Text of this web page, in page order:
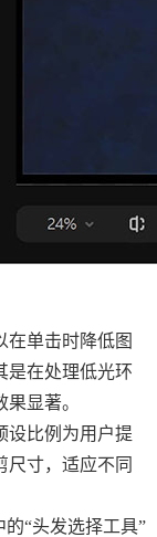
在单击时降低图
是在处理低光环
显著。
设比例为用户提
尺寸，适应不同
“头发选择工具”